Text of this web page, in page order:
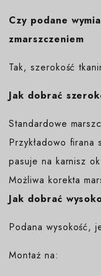
Czy podane
zmarszczeniem
Tak, szerokość
Jak dobrać
Standardowe
Przykładowo
pasuje na karnisz
Możliwa korekta
Jak dobrać
Podana wysokość,
Montaż na: